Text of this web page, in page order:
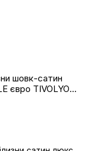
шовк-сатин
євро TIVOLYO